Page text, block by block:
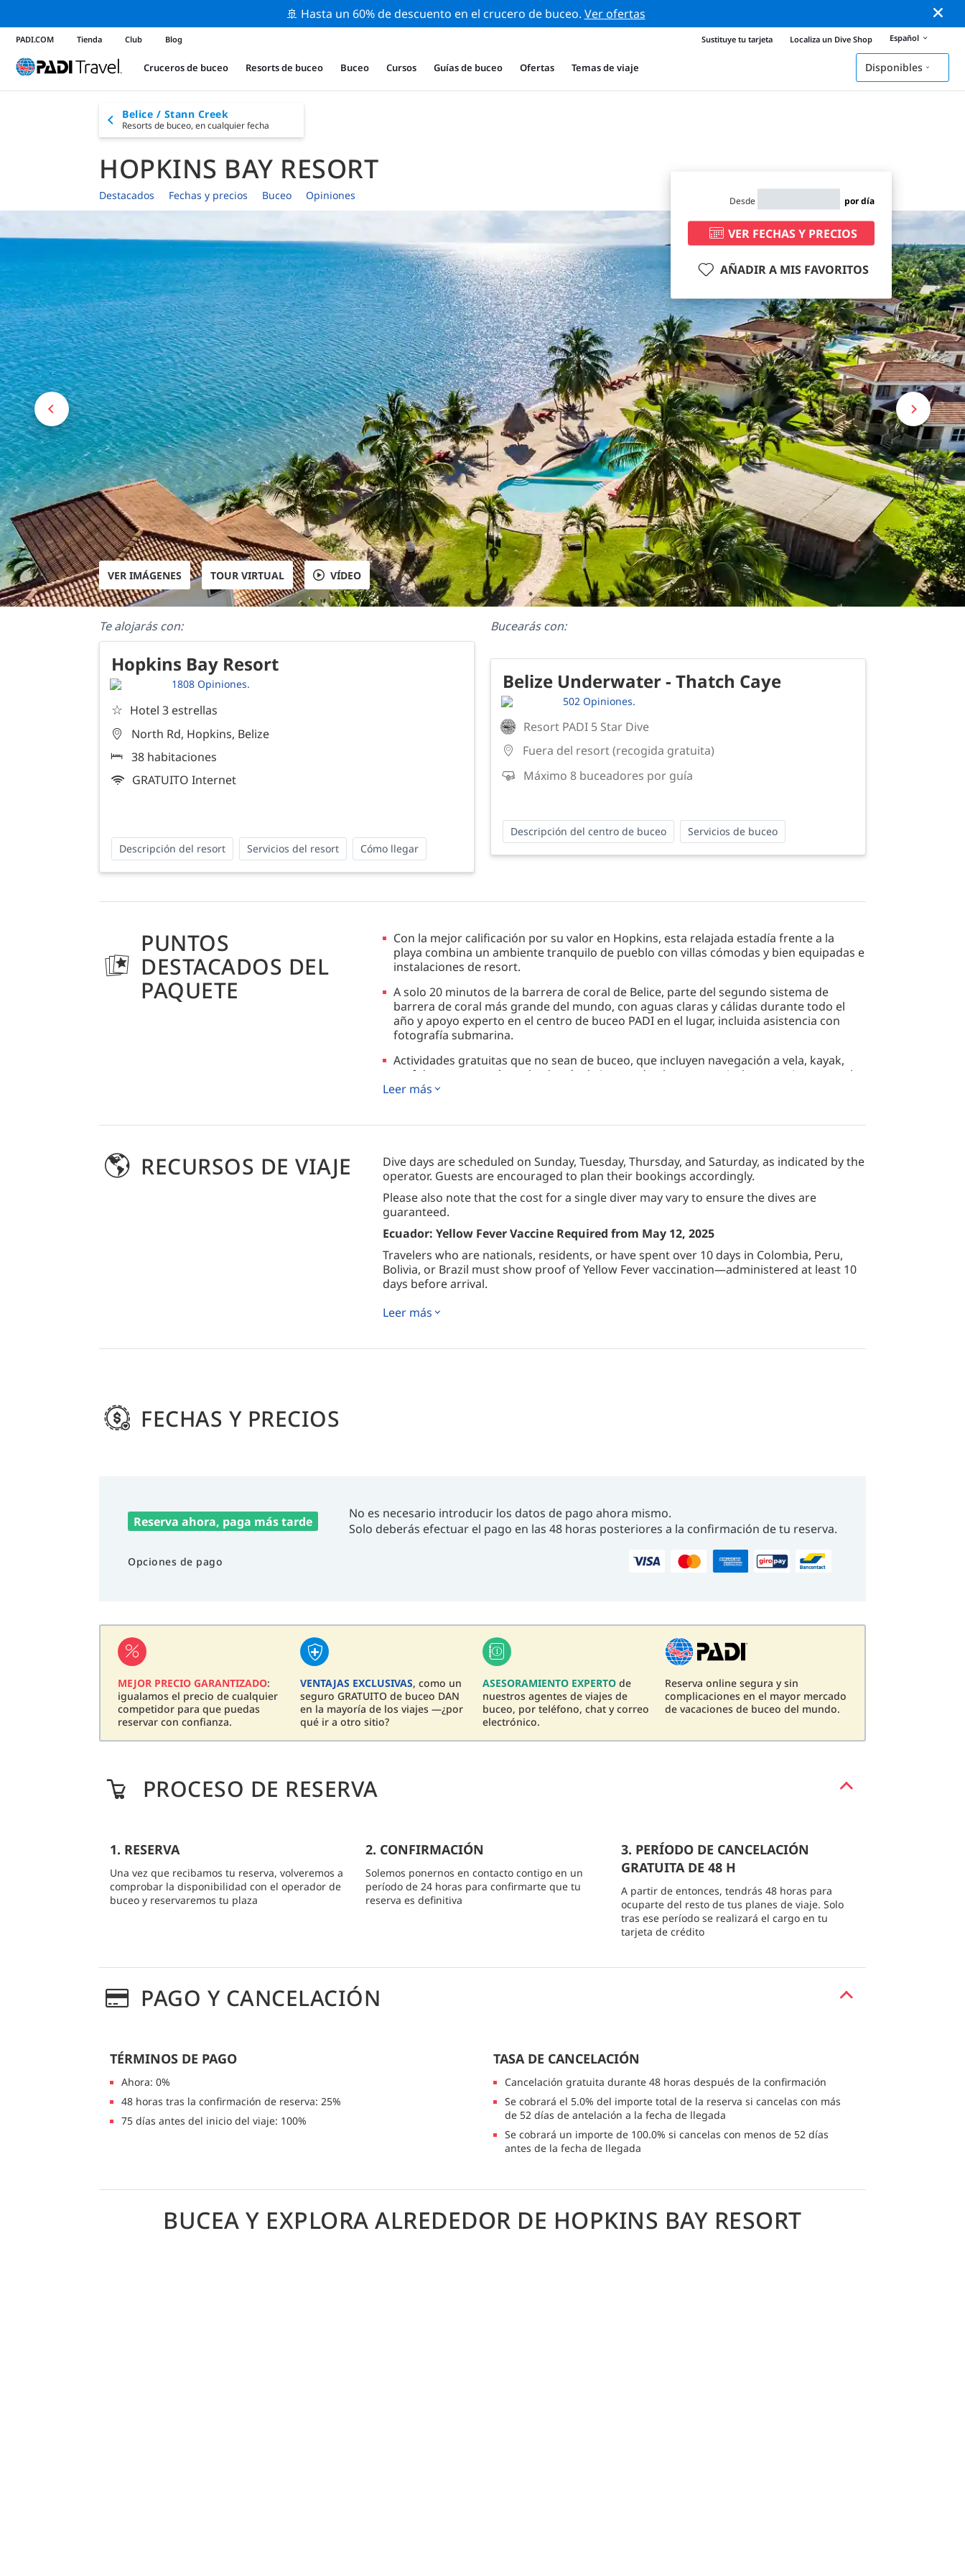
🚢 Hasta un 60% de descuento en el crucero de buceo. Ver ofertas
PADI.COM Tienda Club Blog Sustituye tu tarjeta Localiza un Dive Shop Español
Cruceros de buceo Resorts de buceo Buceo Cursos Guías de buceo Ofertas Temas de viaje Disponibles
Belice / Stann Creek
Resorts de buceo, en cualquier fecha
HOPKINS BAY RESORT
Destacados Fechas y precios Buceo Opiniones Desde por día
VER FECHAS Y PRECIOS
AÑADIR A MIS FAVORITOS
VER IMÁGENES TOUR VIRTUAL VÍDEO
Te alojarás con: Bucearás con:
Hopkins Bay Resort
1808 Opiniones.
☆ Hotel 3 estrellas
North Rd, Hopkins, Belize
38 habitaciones
GRATUITO Internet
Descripción del resort Servicios del resort Cómo llegar
Belize Underwater - Thatch Caye
502 Opiniones.
Resort PADI 5 Star Dive
Fuera del resort (recogida gratuita)
Máximo 8 buceadores por guía
Descripción del centro de buceo Servicios de buceo
PUNTOS
DESTACADOS DEL
PAQUETE
Con la mejor calificación por su valor en Hopkins, esta relajada estadía frente a la
playa combina un ambiente tranquilo de pueblo con villas cómodas y bien equipadas e
instalaciones de resort.
A solo 20 minutos de la barrera de coral de Belice, parte del segundo sistema de
barrera de coral más grande del mundo, con aguas claras y cálidas durante todo el
año y apoyo experto en el centro de buceo PADI en el lugar, incluida asistencia con
fotografía submarina.
Actividades gratuitas que no sean de buceo, que incluyen navegación a vela, kayak,
surf de remo y esnórquel, además de juegos de playa, yoga, tirolesa, caminatas por la
jungla y clases de cocina para una estadía equilibrada.
libre, restaurante al aire libre y bar de playa, ideales para familias y grupos pequeños
Leer más
RECURSOS DE VIAJE
Dive days are scheduled on Sunday, Tuesday, Thursday, and Saturday, as indicated by the
operator. Guests are encouraged to plan their bookings accordingly.
Please also note that the cost for a single diver may vary to ensure the dives are
guaranteed.
Ecuador: Yellow Fever Vaccine Required from May 12, 2025
Travelers who are nationals, residents, or have spent over 10 days in Colombia, Peru,
Bolivia, or Brazil must show proof of Yellow Fever vaccination—administered at least 10
days before arrival.
One lifetime dose is valid. The certificate may be checked before boarding and upon
entry.
Leer más
FECHAS Y PRECIOS
Reserva ahora, paga más tarde
No es necesario introducir los datos de pago ahora mismo.
Solo deberás efectuar el pago en las 48 horas posteriores a la confirmación de tu reserva.
Opciones de pago
MEJOR PRECIO GARANTIZADO:
igualamos el precio de cualquier
competidor para que puedas
reservar con confianza.
VENTAJAS EXCLUSIVAS, como un
seguro GRATUITO de buceo DAN
en la mayoría de los viajes —¿por
qué ir a otro sitio?
ASESORAMIENTO EXPERTO de
nuestros agentes de viajes de
buceo, por teléfono, chat y correo
electrónico.
Reserva online segura y sin
complicaciones en el mayor mercado
de vacaciones de buceo del mundo.
PROCESO DE RESERVA
1. RESERVA
Una vez que recibamos tu reserva, volveremos a
comprobar la disponibilidad con el operador de
buceo y reservaremos tu plaza
2. CONFIRMACIÓN
Solemos ponernos en contacto contigo en un
período de 24 horas para confirmarte que tu
reserva es definitiva
3. PERÍODO DE CANCELACIÓN
GRATUITA DE 48 H
A partir de entonces, tendrás 48 horas para
ocuparte del resto de tus planes de viaje. Solo
tras ese período se realizará el cargo en tu
tarjeta de crédito
PAGO Y CANCELACIÓN
TÉRMINOS DE PAGO
Ahora: 0%
48 horas tras la confirmación de reserva: 25%
75 días antes del inicio del viaje: 100%
TASA DE CANCELACIÓN
Cancelación gratuita durante 48 horas después de la confirmación
Se cobrará el 5.0% del importe total de la reserva si cancelas con más
de 52 días de antelación a la fecha de llegada
Se cobrará un importe de 100.0% si cancelas con menos de 52 días
antes de la fecha de llegada
BUCEA Y EXPLORA ALREDEDOR DE HOPKINS BAY RESORT